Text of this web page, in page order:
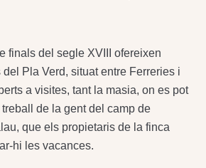
finals del segle XVIII ofereixen
Pla Verd, situat entre Ferreries i
a visites, tant la masia, on es pot
de la gent del camp de
que els propietaris de la finca
hi les vacances.